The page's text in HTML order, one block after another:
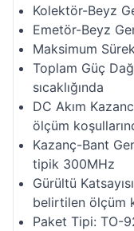
Kolektör-Beyz
Emetör-Beyz
Maksimum
Toplam Güç
sıcaklığında
DC Akım
ölçüm
Kazanç-Bant
tipik 300MHz
Gürültü
belirtilen ölçüm
Paket Tipi: TO-